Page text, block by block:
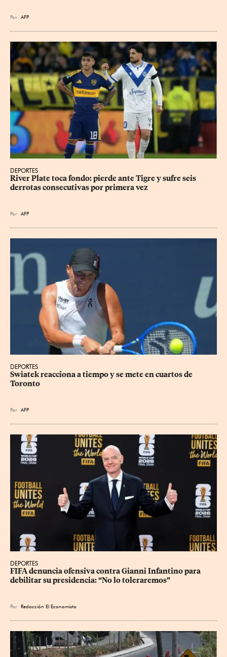
Por AFP
DEPORTES
River Plate toca fondo: pierde ante Tigre y sufre seis
derrotas consecutivas por primera vez
Por AFP
DEPORTES
Swiatek reacciona a tiempo y se mete en cuartos de
Toronto
Por AFP
DEPORTES
FIFA denuncia ofensiva contra Gianni Infantino para
debilitar su presidencia: “No lo toleraremos”
Por Redacción El Economista